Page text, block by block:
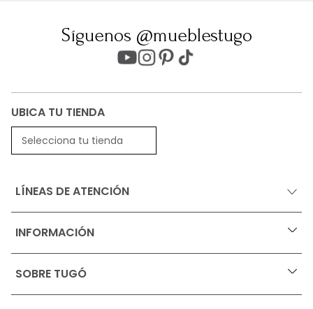
Síguenos @mueblestugo
UBICA TU TIENDA
Selecciona tu tienda
LÍNEAS DE ATENCIÓN
INFORMACIÓN +
Ofertas vigentes
Términos, condiciones y restricciones para productos
SOBRE TUGÓ +